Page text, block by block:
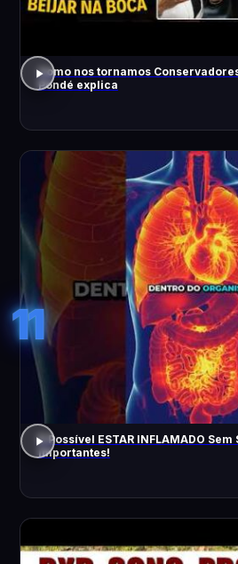
Como nos tornamos
Pondé explica
11
É Possível ESTAR INFLAMADO
Importantes!